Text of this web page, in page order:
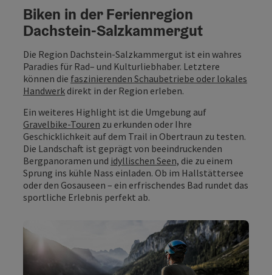
Biken in der Ferienregion
Dachstein-Salzkammergut
Die Region Dachstein-Salzkammergut ist ein wahres
Paradies für Rad– und Kulturliebhaber. Letztere
können die faszinierenden Schaubetriebe oder lokales
Handwerk direkt in der Region erleben.
Ein weiteres Highlight ist die Umgebung auf
Gravelbike-Touren zu erkunden oder Ihre
Geschicklichkeit auf dem Trail in Obertraun zu testen.
Die Landschaft ist geprägt von beeindruckenden
Bergpanoramen und idyllischen Seen, die zu einem
Sprung ins kühle Nass einladen. Ob im Hallstättersee
oder den Gosauseen – ein erfrischendes Bad rundet das
sportliche Erlebnis perfekt ab.